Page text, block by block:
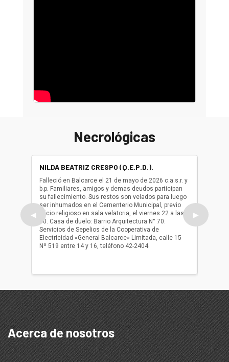
Necrológicas
◀
NILDA BEATRIZ CRESPO (Q.E.P.D.).
Falleció en Balcarce el 21 de mayo de 2026 c.a.s.r. y
b.p. Familiares, amigos y demas deudos participan
su fallecimiento. Sus restos son velados para luego
ser inhumados en el Cementerio Municipal, previo
oficio religioso en sala velatoria, el viernes 22 a las
10. Casa de duelo: Barrio Arquitectura N° 70.
Servicios de Sepelios de la Cooperativa de
Electricidad «General Balcarce» Limitada, calle 15
Nº 519 entre 14 y 16, teléfono 42-2404.
ser
oficio
▶
Acerca de nosotros